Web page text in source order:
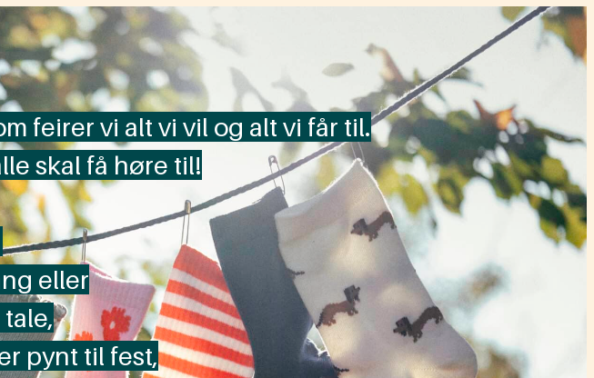
feirer vi alt vi vil og alt vi får til.
skal få høre til!
eller​
pynt til fest,​​